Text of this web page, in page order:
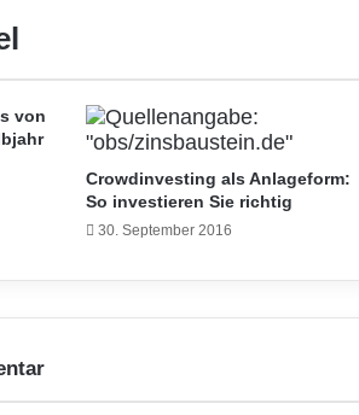
von
Crowdinvesting als Anlageform:
So investieren Sie richtig
30. September 2016